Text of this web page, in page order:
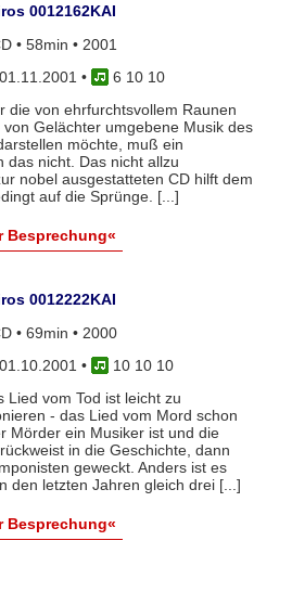
0012162KAI
• 58min • 2001
01.11.2001 •
6 10 10
die von ehrfurchtsvollem Raunen
von Gelächter umgebene Musik des
möchte, muß ein
das nicht. Das nicht allzu
nobel ausgestatteten CD hilft dem
auf die Sprünge. [...]
Besprechung«
0012222KAI
• 69min • 2000
01.10.2001 •
10 10 10
Lied vom Tod ist leicht zu
- das Lied vom Mord schon
Mörder ein Musiker ist und die
in die Geschichte, dann
geweckt. Anders ist es
den letzten Jahren gleich drei [...]
Besprechung«